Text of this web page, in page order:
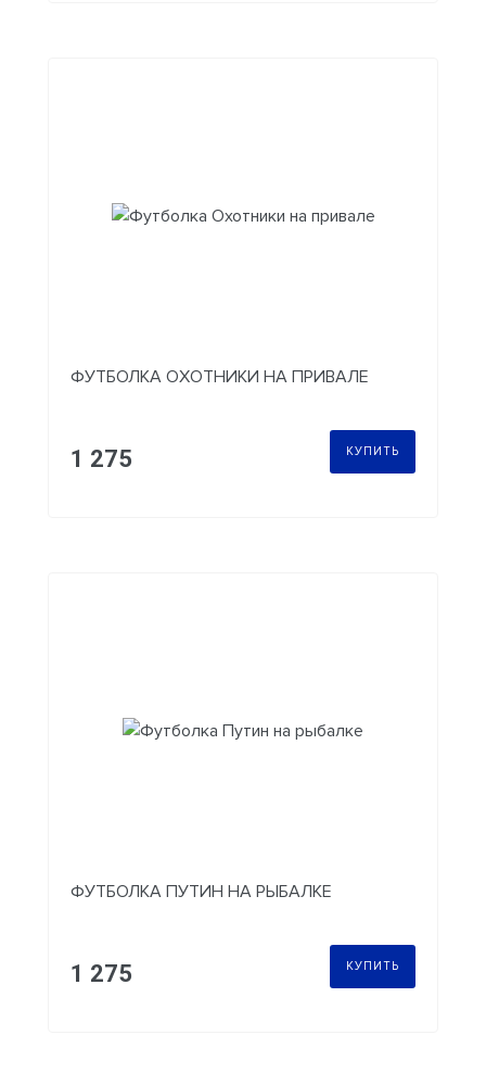
ФУТБОЛКА ОХОТНИКИ НА ПРИВАЛЕ
1 275 КУПИТЬ
ФУТБОЛКА ПУТИН НА РЫБАЛКЕ
1 275 КУПИТЬ